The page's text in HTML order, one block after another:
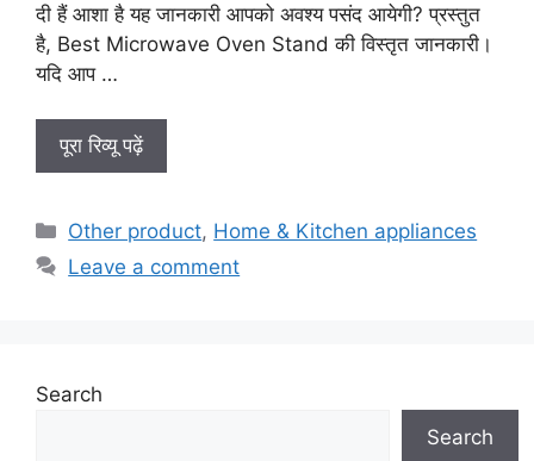
दी हैं आशा है यह जानकारी आपको अवश्य पसंद आयेगी? प्रस्तुत
है, Best Microwave Oven Stand की विस्तृत जानकारी।
यदि आप …
पूरा रिव्यू पढ़ें
Categories
Other product, Home & Kitchen appliances
Leave a comment
Search
Search